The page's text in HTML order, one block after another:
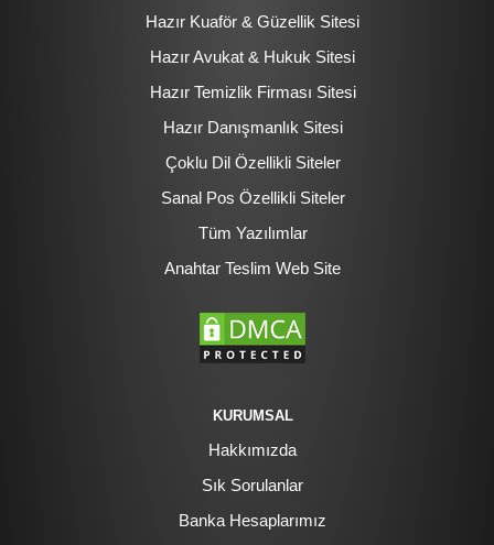
Hazır Kuaför & Güzellik Sitesi
Hazır Avukat & Hukuk Sitesi
Hazır Temizlik Firması Sitesi
Hazır Danışmanlık Sitesi
Çoklu Dil Özellikli Siteler
Sanal Pos Özellikli Siteler
Tüm Yazılımlar
Anahtar Teslim Web Site
KURUMSAL
Hakkımızda
Sık Sorulanlar
Banka Hesaplarımız